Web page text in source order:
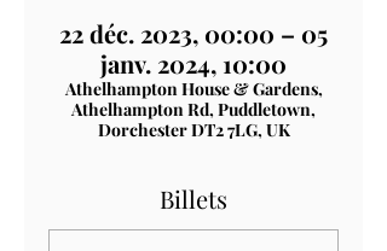
22 déc. 2023, 00:00 – 05
janv. 2024, 10:00
Athelhampton House & Gardens,
Athelhampton Rd, Puddletown,
Dorchester DT2 7LG, UK
Billets